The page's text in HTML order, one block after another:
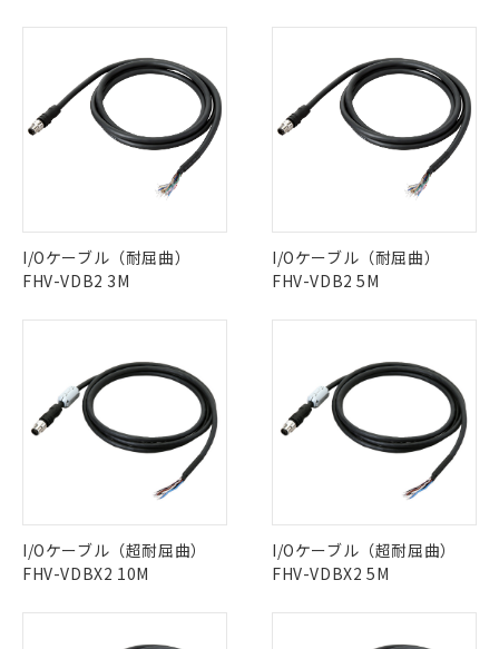
I/Oケーブル（耐屈曲）
FHV-VDB2 3M
I/Oケーブル（耐屈曲）
FHV-VDB2 5M
I/Oケーブル（超耐屈曲）
FHV-VDBX2 10M
I/Oケーブル（超耐屈曲）
FHV-VDBX2 5M